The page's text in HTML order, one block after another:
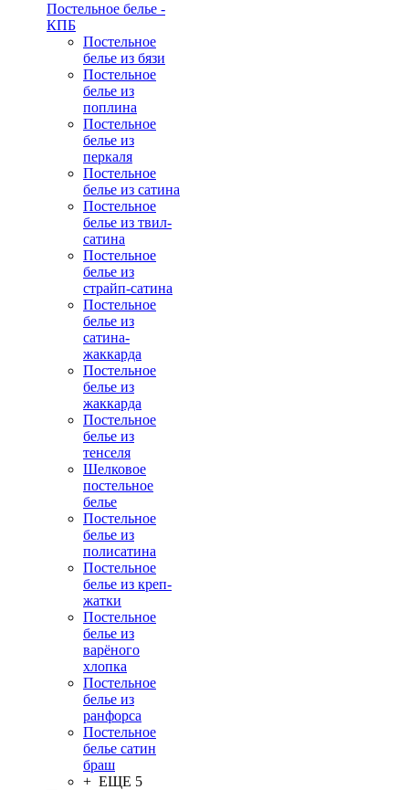
Постельное белье -
КПБ
Постельное
белье из бязи
Постельное
белье из
поплина
Постельное
белье из
перкаля
Постельное
белье из сатина
Постельное
белье из твил-
сатина
Постельное
белье из
страйп-сатина
Постельное
белье из
сатина-
жаккарда
Постельное
белье из
жаккарда
Постельное
белье из
тенселя
Шелковое
постельное
белье
Постельное
белье из
полисатина
Постельное
белье из креп-
жатки
Постельное
белье из
варёного
хлопка
Постельное
белье из
ранфорса
Постельное
белье сатин
браш
+ ЕЩЕ 5